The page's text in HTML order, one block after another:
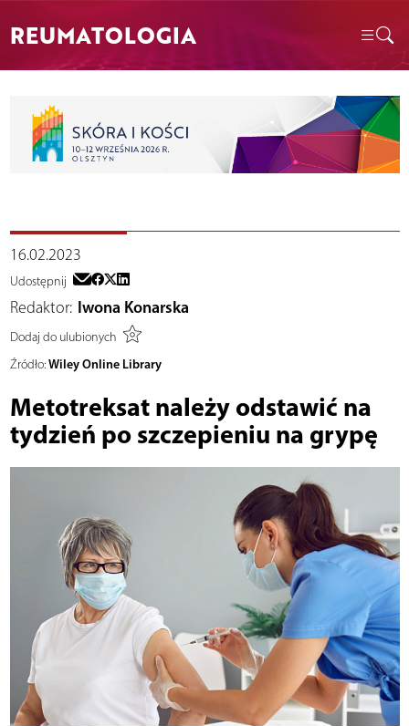
REUMATOLOGIA
16.02.2023
Udostępnij
Redaktor: Iwona Konarska
Dodaj do ulubionych
Źródło: Wiley Online Library
Metotreksat należy odstawić na
tydzień po szczepieniu na grypę